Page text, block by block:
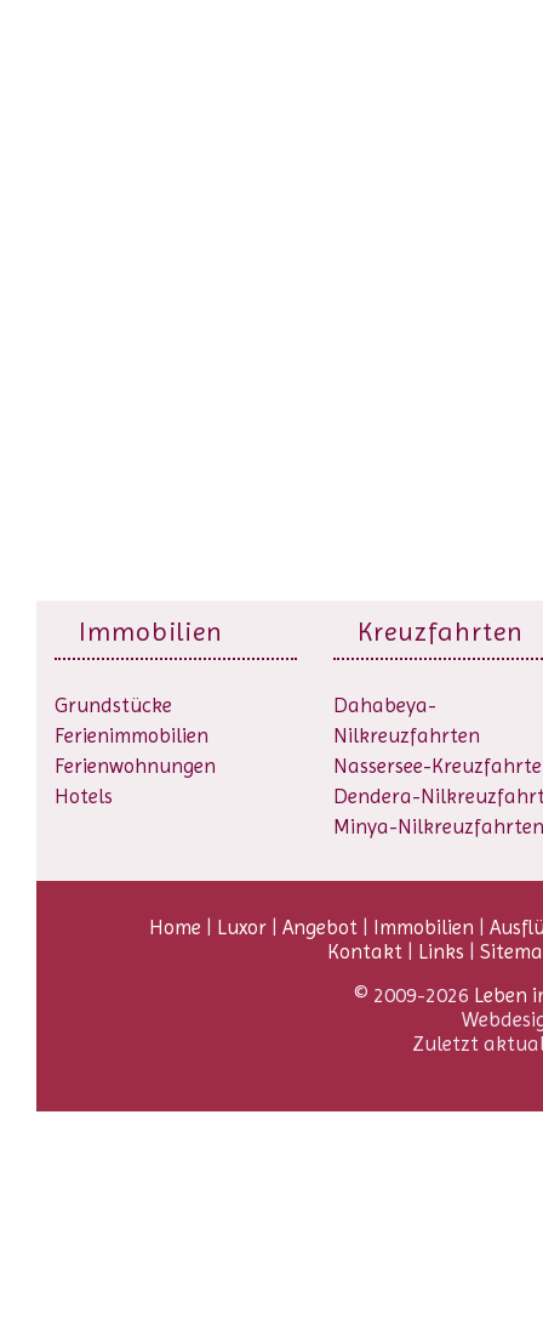
Immobilien
Grundstücke
Ferienimmobilien
Ferienwohnungen
Hotels
Kreuzfahrten
Dahabeya-
Nilkreuzfahrten
Nassersee-
Dendera-
Minya-Nilkreuzfahrten
Home | Luxor| Angebot| Immobilien |
Kontakt| Links |
© 2009-2026 Leben
Zuletzt